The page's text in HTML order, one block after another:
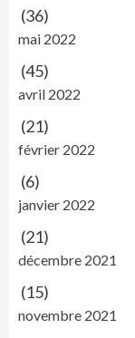
(36)
mai 2022
(45)
avril 2022
(21)
février 2022
(6)
janvier 2022
(21)
décembre 2021
(15)
novembre 2021